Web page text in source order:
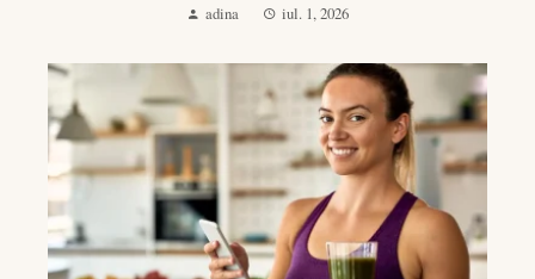
adina iul. 1, 2026